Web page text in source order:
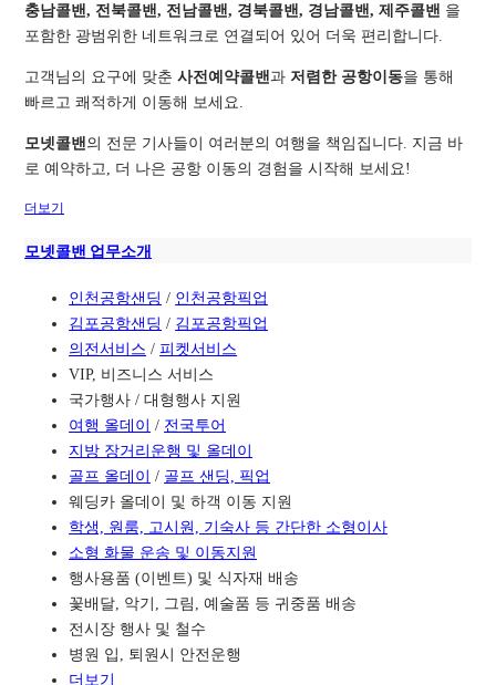
충남콜밴, 전북콜밴, 전남콜밴, 경북콜밴, 경남콜밴, 제주콜밴 을
포함한 광범위한 네트워크로 연결되어 있어 더욱 편리합니다.
고객님의 요구에 맞춘사전예약콜밴과 저렴한 공항이동을 통해
빠르고 쾌적하게 이동해 보세요.
모넷콜밴 의 전문 기사들이 여러분의 여행을 책임집니다. 지금 바
로 예약하고, 더 나은 공항 이동의 경험을 시작해 보세요!
더보기
모넷콜밴 업무소개
인천공항샌딩 / 인천공항픽업
김포공항샌딩 / 김포공항픽업
의전서비스 /피켓서비스
VIP, 비즈니스 서비스
국가행사 / 대형행사 지원
여행 올데이 / 전국투어
지방 장거리운행 및 올데이
골프 올데이 / 골프 샌딩, 픽업
웨딩카 올데이 및 하객 이동 지원
학생, 원룸, 고시원, 기숙사 등 간단한 소형이사
소형 화물 운송 및 이동지원
행사용품 (이벤트) 및 식자재 배송
꽃배달, 악기, 그림, 예술품 등 귀중품 배송
전시장 행사 및 철수
병원 입, 퇴원시 안전운행
더보기